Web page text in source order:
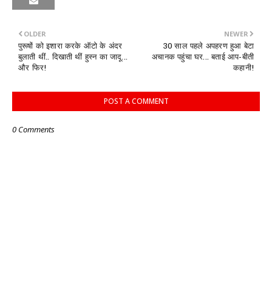
NEWER
30 साल पहले अपहरण हुआ बेटा
अचानक पहुंचा घर... बताई आप-बीती
कहानी!
OLDER
पुरूषों को इशारा करके ऑटो के अंदर
बुलाती थीं.. दिखाती थीं हुस्न का जादू...
और फिर!
POST A COMMENT
0 Comments